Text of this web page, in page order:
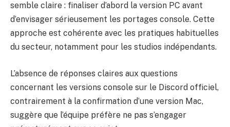
semble claire : finaliser d’abord la version PC avant
d’envisager sérieusement les portages console. Cette
approche est cohérente avec les pratiques habituelles
du secteur, notamment pour les studios indépendants.
L’absence de réponses claires aux questions
concernant les versions console sur le Discord officiel,
contrairement à la confirmation d’une version Mac,
suggère que l’équipe préfère ne pas s’engager